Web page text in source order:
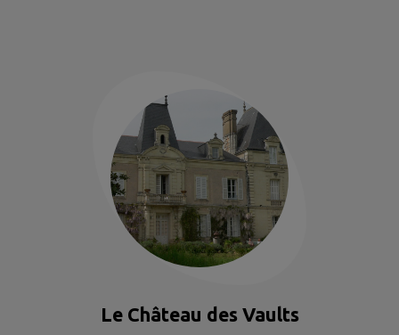
Le Château des Vaults